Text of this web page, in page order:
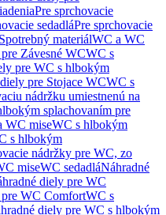
Pre sprchovacie
sedadláPre sprchovacie
Spotrebný materiálWC a WC
Závesné WCWC s
pre WC s hlbokým
pre Stojace WCWC s
nádržku umiestnenú na
splachovaním pre
WC miseWC s hlbokým
s hlbokým
nádržky pre WC, zo
miseWC sedadláNáhradné
diely pre WC
WC ComfortWC s
diely pre WC s hlbokým